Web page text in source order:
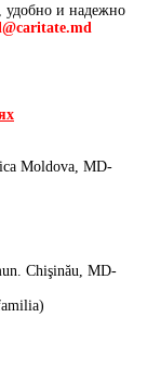
удобно и надежно
Moldova, MD-
Chişinău, MD-